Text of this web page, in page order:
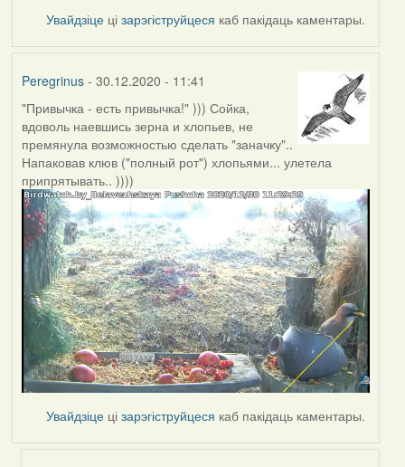
Увайдзіце цізарэгіструйцеся каб пакідаць каментары.
Peregrinus- 30.12.2020 - 11:41
"Привычка - есть привычка!" ))) Сойка,
вдоволь наевшись зерна и хлопьев, не
премянула возможностью сделать "заначку"..
Напаковав клюв ("полный рот") хлопьями... улетела
припрятывать.. ))))
Увайдзіце цізарэгіструйцеся каб пакідаць каментары.